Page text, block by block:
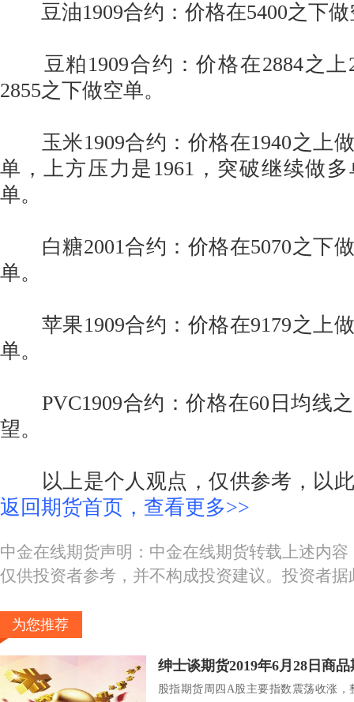
豆油1909合约：价格在5400之下
豆粕1909合约：价格在2884之上
2855之下做空单。
玉米1909合约：价格在1940之上做
单，上方压力是1961，突破继续做
单。
白糖2001合约：价格在5070之下做
单。
苹果1909合约：价格在9179之上做
单。
PVC1909合约：价格在60日均线
望。
以上是个人观点，仅供参考，以此
返回期货首页，查看更多>>
中金在线期货声明：中金在线期货转载上述内
仅供投资者参考，并不构成投资建议。投资者
为您推荐
绅士谈期货2019年6月28日商
股指期货周四A股主要指数震荡收涨